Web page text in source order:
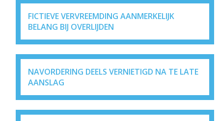
FICTIEVE VERVREEMDING AANMERKELIJK
BELANG BIJ OVERLIJDEN
NAVORDERING DEELS VERNIETIGD NA TE LATE
AANSLAG